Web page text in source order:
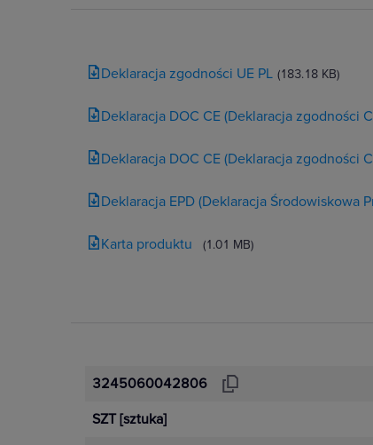
Deklaracja zgodności UE PL (183.18 KB)
Deklaracja DOC CE (Deklaracja zgodności
Deklaracja DOC CE (Deklaracja zgodności
Deklaracja EPD (Deklaracja Środowiskowa
Karta produktu (1.01 MB)
3245060042806
SZT [sztuka]